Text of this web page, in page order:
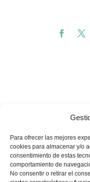
Para ofrecer las mejores
cookies para almacenar y/o
consentimiento de estas
comportamiento de
No consentir o retirar el
💪🏽¿Te gustaría